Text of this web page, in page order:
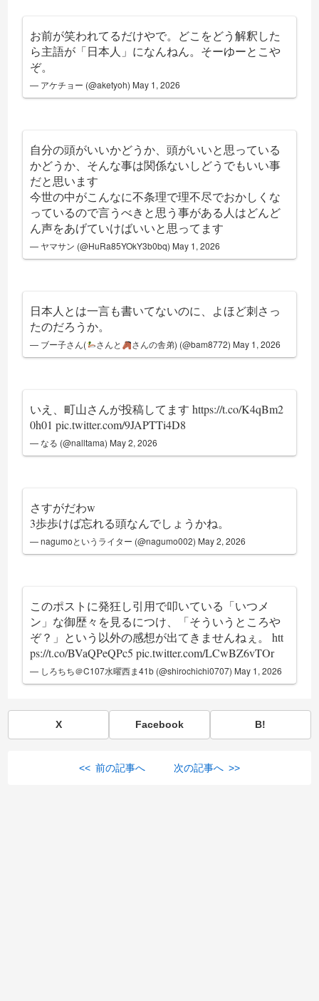
お前が笑われてるだけやで。どこをどう解釈した
ら主語が「日本人」になんねん。そーゆーとこや
ぞ。
— アケチョー (@aketyoh) May 1, 2026
自分の頭がいいかどうか、頭がいいと思っている
かどうか、そんな事は関係ないしどうでもいい事
だと思います
今世の中がこんなに不条理で理不尽でおかしくな
っているので言うべきと思う事がある人はどんど
ん声をあげていけばいいと思ってます
— ヤマサン (@HuRa85YOkY3b0bq) May 1, 2026
日本人とは一言も書いてないのに、よほど刺さっ
たのだろうか。
— ブー子さん( さんと さんの舎弟) (@bam8772) May 1, 2026
いえ、町山さんが投稿してますhttps://t.co/K4qBm2
0h01 pic.twitter.com/9JAPTTi4D8
— なる (@nalltama) May 2, 2026
さすがだわw
3歩歩けば忘れる頭なんでしょうかね。
— nagumoというライター (@nagumo002) May 2, 2026
このポストに発狂し引用で叩いている「いつメ
ン」な御歴々を見るにつけ、「そういうところや
ぞ？」という以外の感想が出てきませんねぇ。htt
ps://t.co/BVaQPeQPc5 pic.twitter.com/LCwBZ6vTOr
— しろちち＠C107水曜西ま41b (@shirochichi0707) May 1, 2026
X Facebook B!
<< 前の記事へ 次の記事へ >>